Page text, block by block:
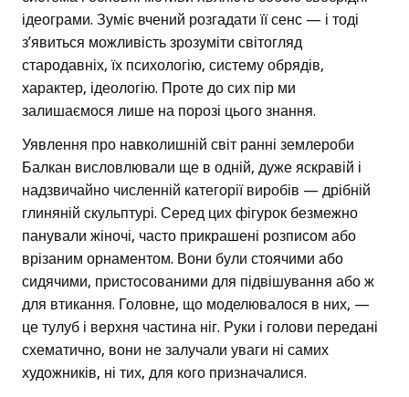
ідеограми. Зуміє вчений розгадати її сенс — і тоді
з’явиться можливість зрозуміти світогляд
стародавніх, їх психологію, систему обрядів,
характер, ідеологію. Проте до сих пір ми
залишаємося лише на порозі цього знання.
Уявлення про навколишній світ ранні землероби
Балкан висловлювали ще в одній, дуже яскравій і
надзвичайно численній категорії виробів — дрібній
глиняній скульптурі. Серед цих фігурок безмежно
панували жіночі, часто прикрашені розписом або
врізаним орнаментом. Вони були стоячими або
сидячими, пристосованими для підвішування або ж
для втикання. Головне, що моделювалося в них, —
це тулуб і верхня частина ніг. Руки і голови передані
схематично, вони не залучали уваги ні самих
художників, ні тих, для кого призначалися.